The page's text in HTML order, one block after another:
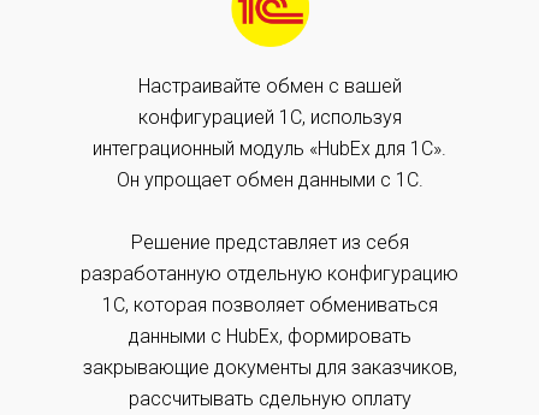
Настраивайте обмен с вашей
конфигурацией 1С, используя
интеграционный модуль «HubEx для 1С».
Он упрощает обмен данными с 1С.
Решение представляет из себя
разработанную отдельную конфигурацию
1С, которая позволяет обмениваться
данными с HubEx, формировать
закрывающие документы для заказчиков,
рассчитывать сдельную оплату